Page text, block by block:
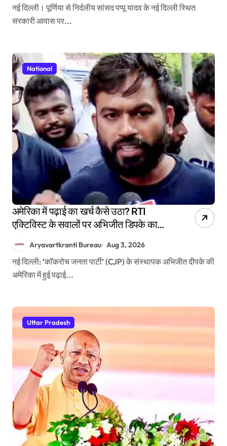
नई दिल्ली। पूर्णिया से निर्दलीय सांसद पप्पू यादव के नई दिल्ली स्थित
सरकारी आवास पर...
National
अमेरिका में पढ़ाई का खर्च कैसे उठा? RTI
एक्टिविस्ट के सवालों पर अभिजीत डिपके का
Aryavartkranti Bureau Aug 3, 2026
नई दिल्ली: ‘कॉकरोच जनता पार्टी’ (CJP) के संस्थापक अभिजीत दीपके की
अमेरिका में हुई पढ़ाई...
Uttar Pradesh